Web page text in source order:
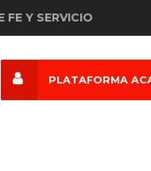
FE Y SERVICIO
PLATAFORMA